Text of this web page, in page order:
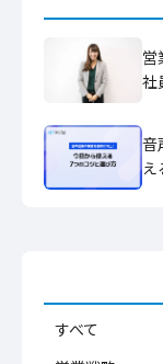
営
社
音
すべて